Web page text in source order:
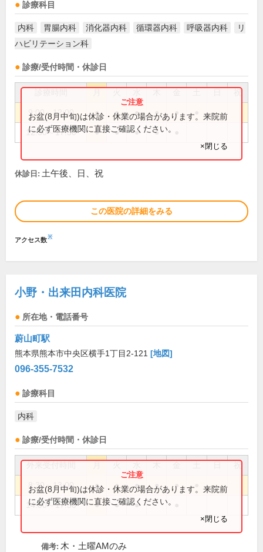
診療科目
内科 胃腸内科 消化器内科 循環器内科 呼吸器内科
リ
ハビリテーション科
診療/受付時間・休診日
祝
9:00～12:00 ● ● ● ● ●
12:30～17:30 ● ● ● ●
お盆(8月中旬)は休診・休業の場合があります。来院前
に必ず医療機関に直接ご確認ください。
×閉じる
休診日: 土午後、日、祝
この医院の詳細をみる
アクセス数※
小野・出来田内科医院
所在地・電話番号
蔚山町駅
熊本県熊本市中央区横手1丁目2-121 [地図]
096-355-7532
診療科目
内科
診療/受付時間・休診日
祝
8:30～13:00 ● ● ● ● ●
14:00～17:30 ● ● ●
お盆(8月中旬)は休診・休業の場合があります。来院前
に必ず医療機関に直接ご確認ください。
×閉じる
備考: 木・土曜AMのみ